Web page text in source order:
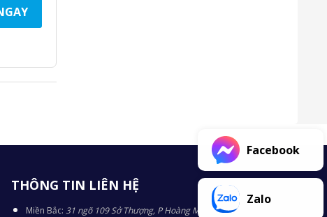
THÔNG TIN LIÊN HỆ
Miền Bắc: 31 ngõ 109 Sở Thượng, P Hoàng Mai, TP Hà Nội
Facebook
Zalo